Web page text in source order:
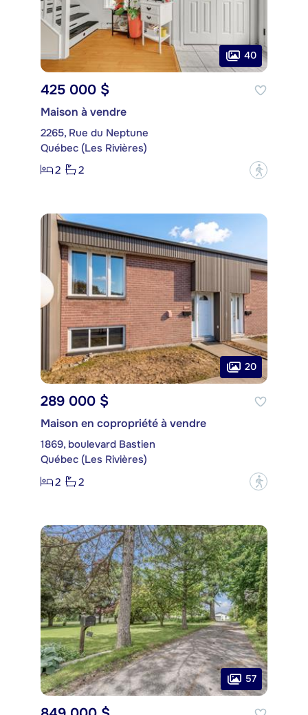
40
425 000 $
Maison à vendre
2265, Rue du Neptune
Québec (Les Rivières)
2
2 ?
20
289 000 $
Maison en copropriété à vendre
1869, boulevard Bastien
Québec (Les Rivières)
2
2 ?
57